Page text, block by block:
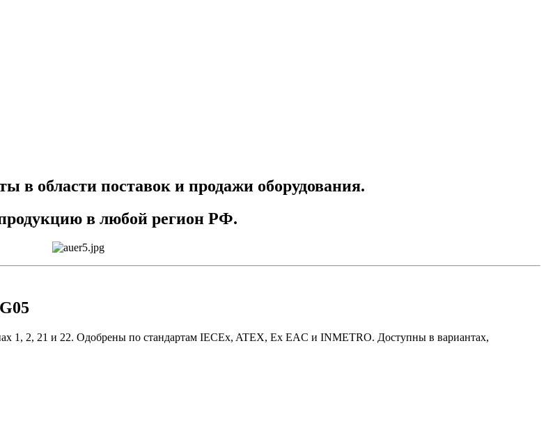
в области поставок и продажи оборудования.
в любой регион РФ.
1, 2, 21 и 22. Одобрены по стандартам IECEx, ATEX, Ex EAC и INMETRO. Доступны в вариантах,